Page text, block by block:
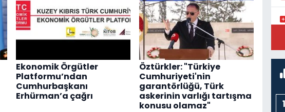
Ekonomik Örgütler
Platformu’ndan
Cumhurbaşkanı
Erhürman’a çağrı
Öztürkler: "Türkiye
Cumhuriyeti'nin
garantörlüğü, Türk
askerinin varlığı tartışma
konusu olamaz"